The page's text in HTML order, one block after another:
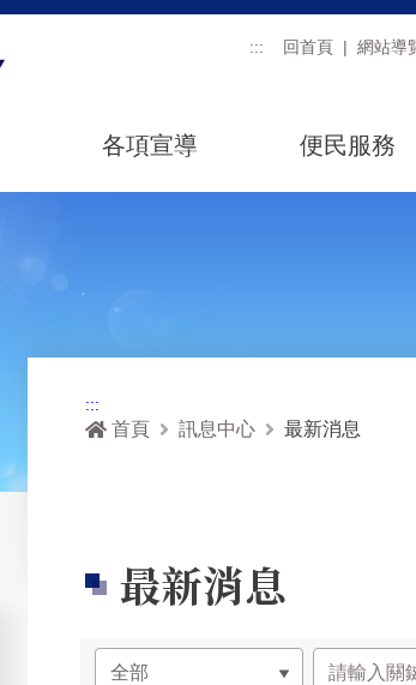
::: 回首頁 網站導
各項宣導 便民服務
:::
首頁 訊息中心 最新消息
最新消息